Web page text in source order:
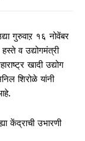
गुरुवाऱ १६ नोवेंबर
व उद्योगमंत्री
खादी उद्योग
शिरोळे यांनी
केंद्राची उभारणी